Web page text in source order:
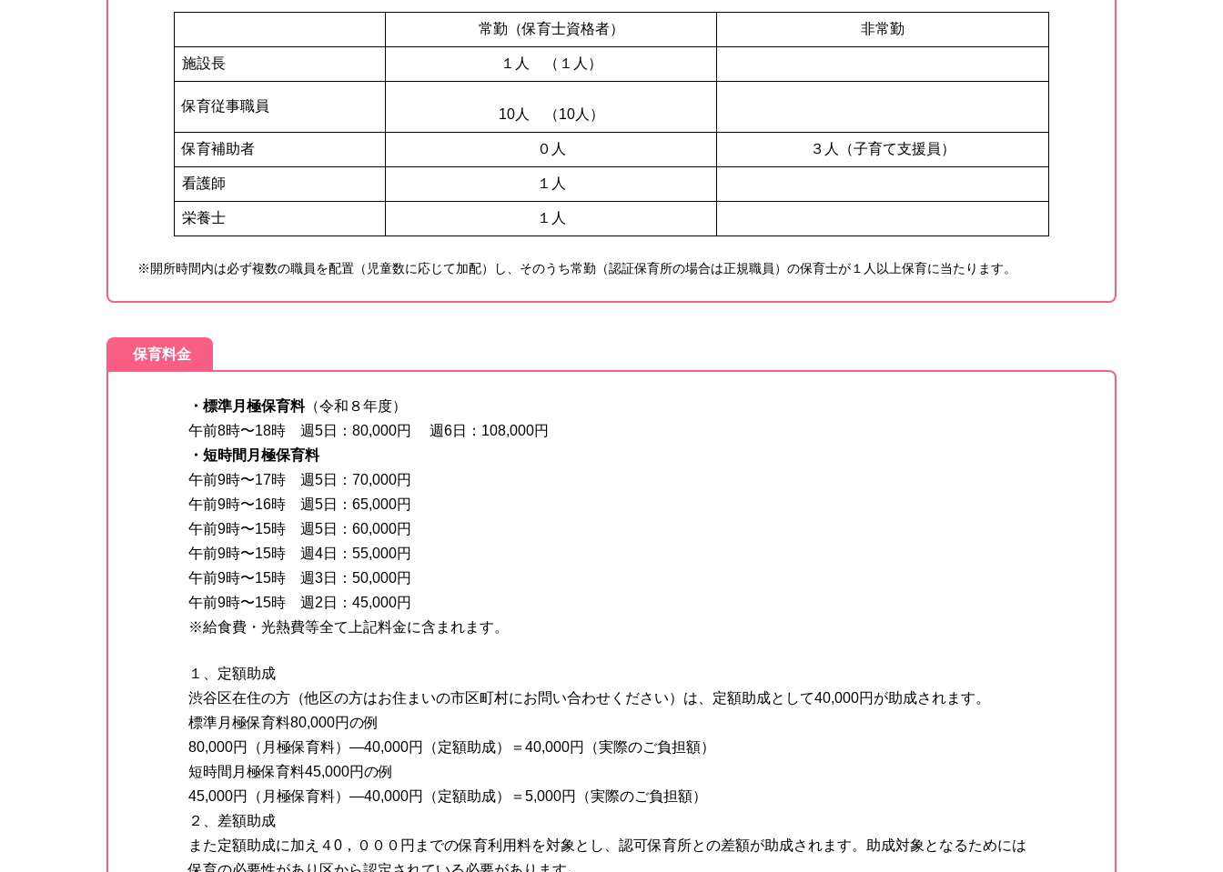
常勤（保育士資格者） 非常勤
施設長 １人 （１人）
保育従事職員
10人 （10人）
保育補助者 ０人 ３人（子育て支援員）
看護師 １人
栄養士 １人
※開所時間内は必ず複数の職員を配置（児童数に応じて加配）し、そのうち常勤（認証保育所の場合は正規職員）の保育士が１人以上保育に当たります。
保育料金
・標準月極保育料（令和８年度）
午前8時〜18時 週5日：80,000円 週6日：108,000円
・短時間月極保育料
午前9時〜17時 週5日：70,000円
午前9時〜16時 週5日：65,000円
午前9時〜15時 週5日：60,000円
午前9時〜15時 週4日：55,000円
午前9時〜15時 週3日：50,000円
午前9時〜15時 週2日：45,000円
※給食費・光熱費等全て上記料金に含まれます。
１、定額助成
渋谷区在住の方（他区の方はお住まいの市区町村にお問い合わせください）は、定額助成として40,000円が助成されます。
標準月極保育料80,000円の例
80,000円（月極保育料）―40,000円（定額助成）＝40,000円（実際のご負担額）
短時間月極保育料45,000円の例
45,000円（月極保育料）―40,000円（定額助成）＝5,000円（実際のご負担額）
２、差額助成
また定額助成に加え４0，０００円までの保育利用料を対象とし、認可保育所との差額が助成されます。助成対象となるためには